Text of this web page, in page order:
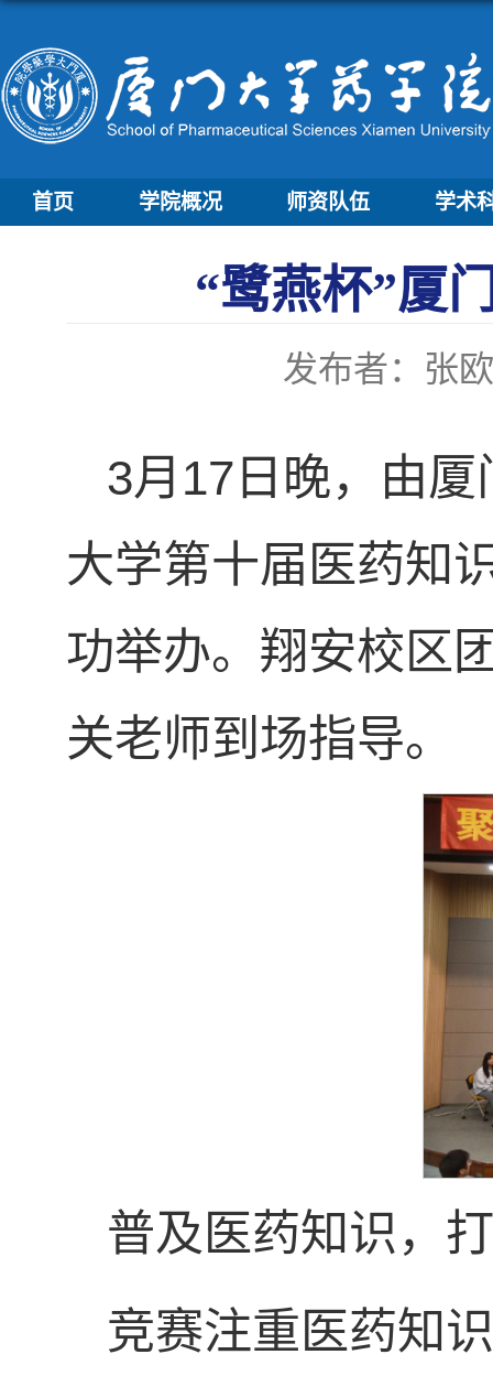
首页 学院概况 师资队伍 学术
“鹭燕杯”厦
发布者：张
3月17日晚，由厦
大学第十届医药知
功举办。翔安校区
关老师到场指导。
普及医药知识，
竞赛注重医药知